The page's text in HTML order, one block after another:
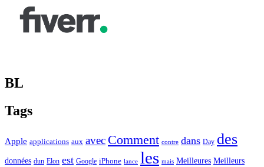
BL
Tags
Apple applications aux avec Comment contre dans Day des
données dun Elon est Google iPhone lance les mais Meilleures Meilleurs